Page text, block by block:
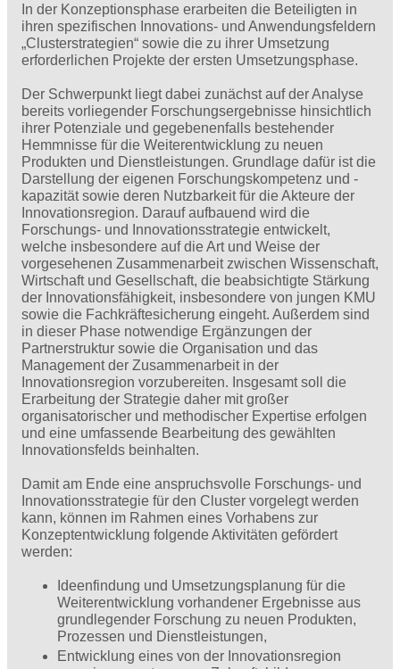
In der Konzeptionsphase erarbeiten die Beteiligten in
ihren spezifischen Innovations- und Anwendungsfeldern
„Clusterstrategien“ sowie die zu ihrer Umsetzung
erforderlichen Projekte der ersten Umsetzungsphase.
Der Schwerpunkt liegt dabei zunächst auf der Analyse
bereits vorliegender Forschungsergebnisse hinsichtlich
ihrer Potenziale und gegebenenfalls bestehender
Hemmnisse für die Weiterentwicklung zu neuen
Produkten und Dienstleistungen. Grundlage dafür ist die
Darstellung der eigenen Forschungskompetenz und -
kapazität sowie deren Nutzbarkeit für die Akteure der
Innovationsregion. Darauf aufbauend wird die
Forschungs- und Innovationsstrategie ­entwickelt,
welche insbesondere auf die Art und Weise der
vorgesehenen Zusammenarbeit zwischen Wissenschaft,
Wirtschaft und Gesellschaft, die beabsichtigte Stärkung
der Innovationsfähigkeit, insbesondere von jungen KMU
­sowie die Fachkräftesicherung eingeht. Außerdem sind
in dieser Phase notwendige Ergänzungen der
Partnerstruktur sowie die Organisation und das
Management der Zusammenarbeit in der
Innovationsregion vorzubereiten. Insgesamt soll die
Erarbeitung der Strategie daher mit großer
organisatorischer und methodischer Expertise erfolgen
und eine umfassende Bearbeitung des gewählten
Innovationsfelds beinhalten.
Damit am Ende eine anspruchsvolle Forschungs- und
Innovationsstrategie für den Cluster vorgelegt werden
kann, können im Rahmen eines Vorhabens zur
Konzeptentwicklung folgende Aktivitäten gefördert
werden:
Ideenfindung und Umsetzungsplanung für die
Weiterentwicklung vorhandener Ergebnisse aus
grundlegender Forschung zu neuen Produkten,
Prozessen und Dienstleistungen,
Entwicklung eines von der Innovationsregion